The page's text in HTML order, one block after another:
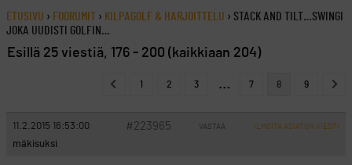
ETUSIVU › FOORUMIT › KILPAGOLF & HARJOITTELU › STACK AND TILT…SWINGI
JOKA UUDISTI GOLFIN…
Esillä 25 viestiä, 176 - 200 (kaikkiaan 204)
1 2 3 … 7 8 9
11.2.2015 16:53:00 #223965 VASTAA ILMOITA ASIATON VIESTI
mäkisuksi